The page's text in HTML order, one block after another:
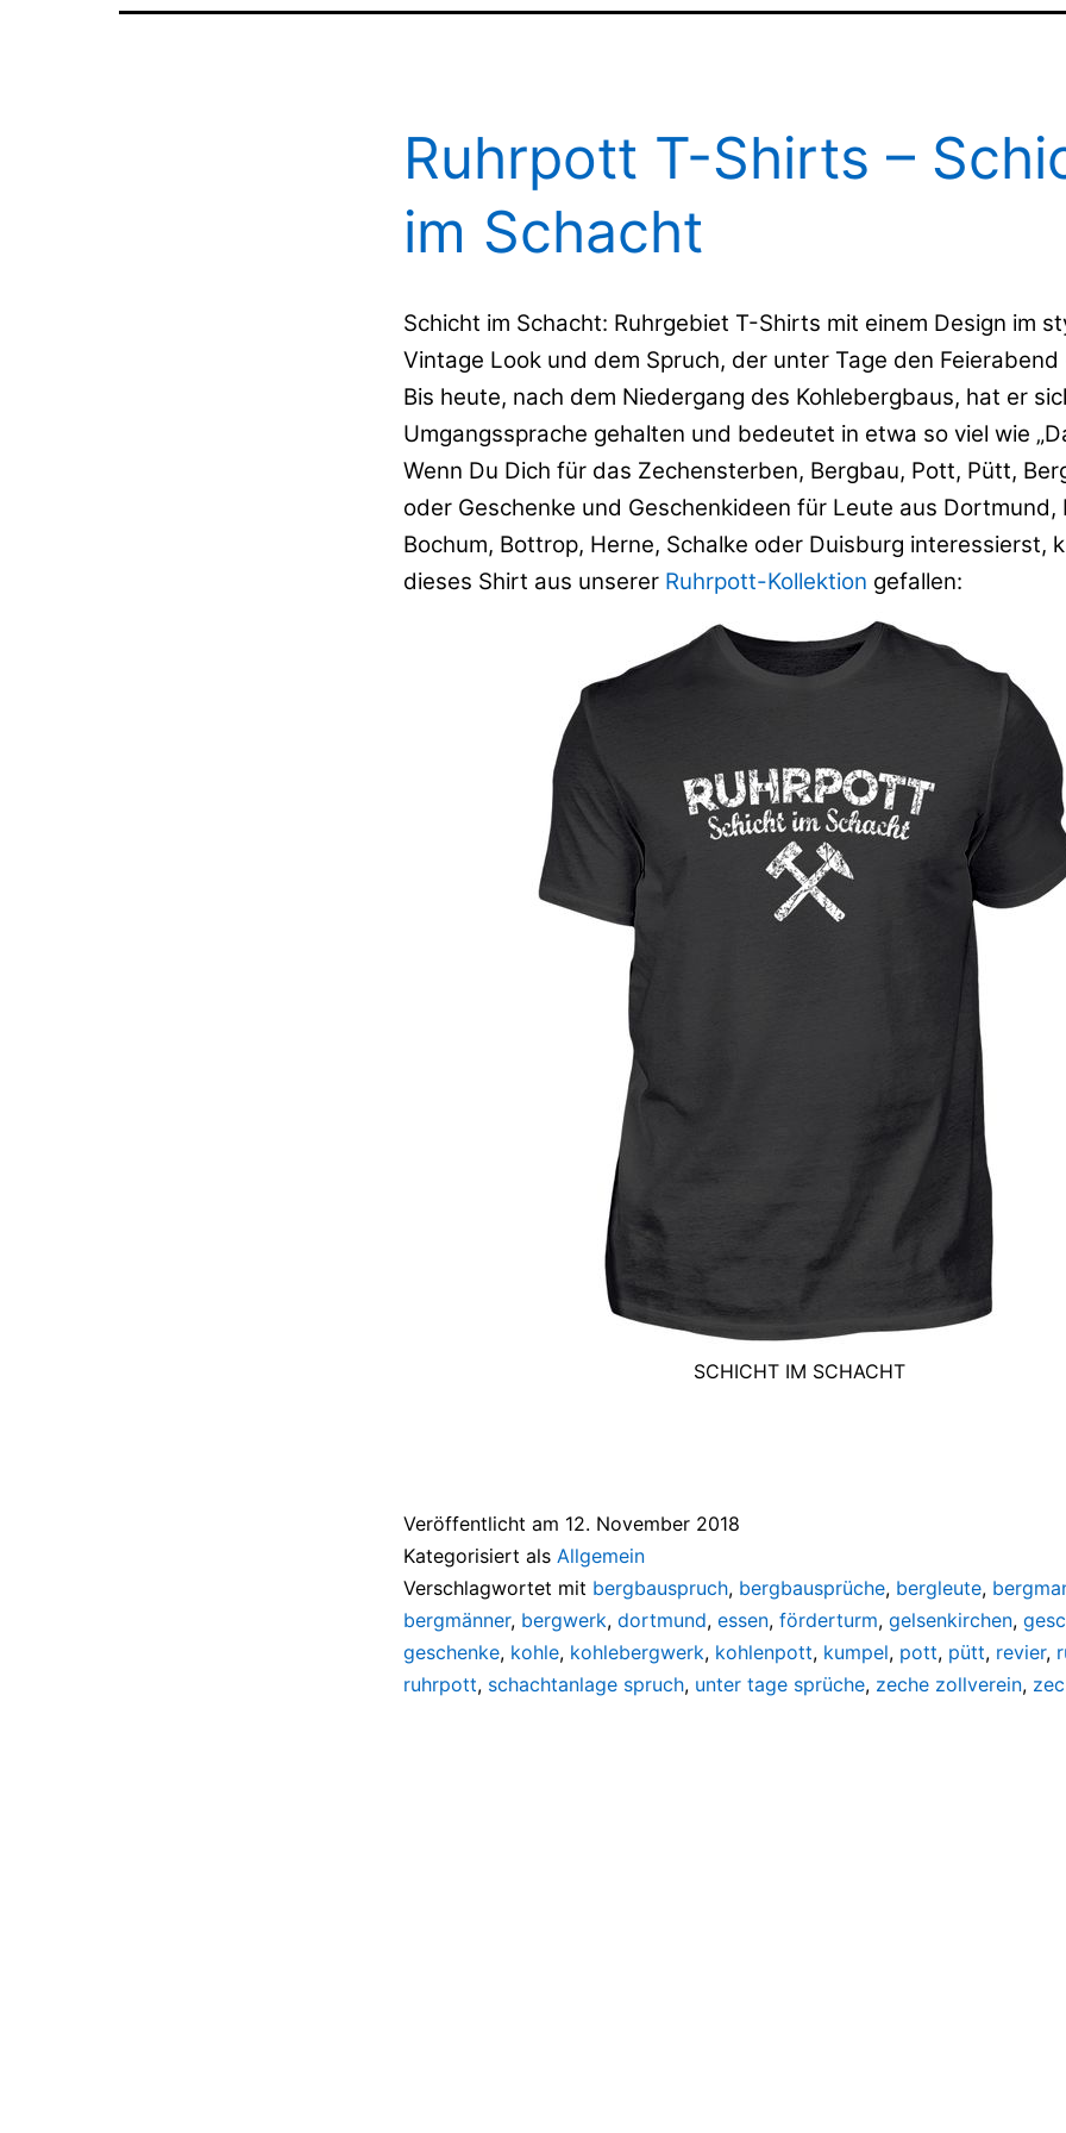
Ruhrpott T-Shirts –
im Schacht
Schicht im Schacht: Ruhrgebiet T-Shirts mit einem Design im
Vintage Look und dem Spruch, der unter Tage den
Bis heute, nach dem Niedergang des Kohlebergbaus, hat er
Umgangssprache gehalten und bedeutet in etwa so viel wie
Wenn Du Dich für das Zechensterben, Bergbau, Pott, Pütt,
oder Geschenke und Geschenkideen für Leute aus Dortmund,
Bochum, Bottrop, Herne, Schalke oder Duisburg interessierst,
dieses Shirt aus unserer Ruhrpott-Kollektion gefallen:
SCHICHT IM SCHACHT
Veröffentlicht am 12. November 2018
Kategorisiert als Allgemein
Verschlagwortet mit bergbauspruch, bergbausprüche, bergleute,
bergmänner, bergwerk, dortmund, essen, förderturm, gelsenkirchen,
geschenke, kohle, kohlebergwerk, kohlenpott, kumpel, pott, pütt, revier,
ruhrpott, schachtanlage spruch, unter tage sprüche, zeche zollverein,